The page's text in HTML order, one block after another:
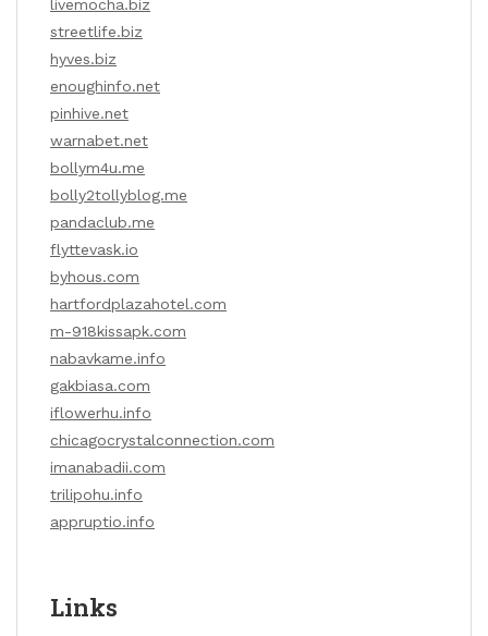
livemocha.biz
streetlife.biz
hyves.biz
enoughinfo.net
pinhive.net
warnabet.net
bollym4u.me
bolly2tollyblog.me
pandaclub.me
flyttevask.io
byhous.com
hartfordplazahotel.com
m-918kissapk.com
nabavkame.info
gakbiasa.com
iflowerhu.info
chicagocrystalconnection.com
imanabadii.com
trilipohu.info
appruptio.info
Links